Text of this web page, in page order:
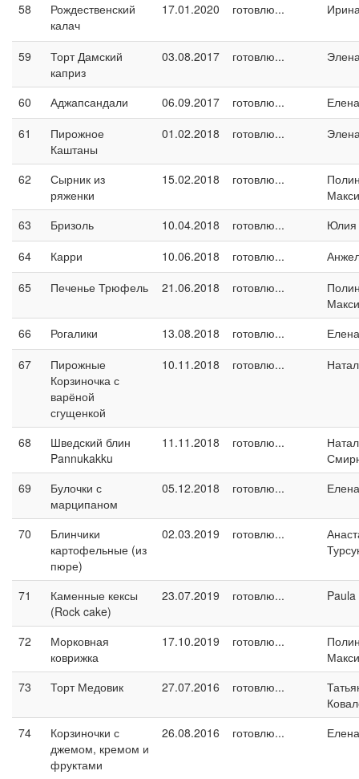
58
Рождественский
калач
17.01.2020 готовлю...
59
Торт Дамский
каприз
03.08.2017 готовлю...
60 Аджапсандали 06.09.2017 готовлю...
Елена
61
Пирожное
Каштаны
01.02.2018 готовлю...
62
Сырник из
ряженки
15.02.2018 готовлю...
63
Бризоль 10.04.2018 готовлю...
Юлия
64
Карри 10.06.2018 готовлю...
65
Печенье Трюфель 21.06.2018 готовлю...
66
Рогалики 13.08.2018 готовлю...
67
Пирожные
Корзиночка с
варёной
сгущенкой
10.11.2018 готовлю...
68
Шведский блин
Pannukakku
11.11.2018 готовлю...
69
Булочки с
марципаном
05.12.2018 готовлю...
70
Блинчики
картофельные (из
пюре)
02.03.2019 готовлю...
71
Каменные кексы
(Rock cake)
23.07.2019 готовлю... Paula
72
Морковная
коврижка
17.10.2019 готовлю...
73
Торт Медовик 27.07.2016 готовлю...
74
Корзиночки с
джемом, кремом и
фруктами
26.08.2016 готовлю... Елена